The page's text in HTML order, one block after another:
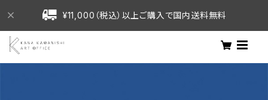
¥11,000（税込）以上ご購入で国内送料無料